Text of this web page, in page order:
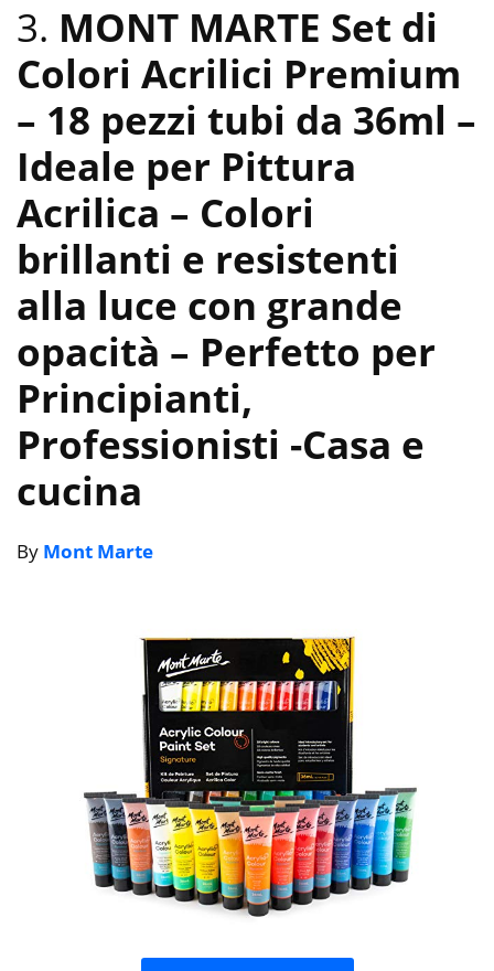
3. MONT MARTE Set di
Colori Acrilici Premium
– 18 pezzi tubi da 36ml –
Ideale per Pittura
Acrilica – Colori
brillanti e resistenti
alla luce con grande
opacità – Perfetto per
Principianti,
Professionisti -Casa e
cucina
By Mont Marte